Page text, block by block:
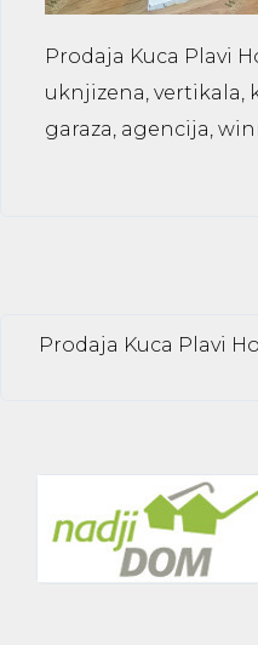
Prodaja Kuca Plavi
uknjizena, vertikala,
garaza, agencija,
Prodaja Kuca Plavi